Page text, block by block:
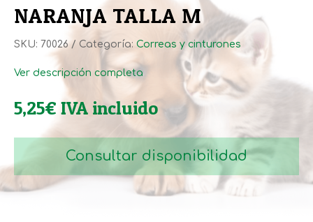
NARANJA TALLA M
SKU: 70026 Categoría: Correas y cinturones
Ver descripción completa
5,25€ IVA incluido
Consultar disponibilidad